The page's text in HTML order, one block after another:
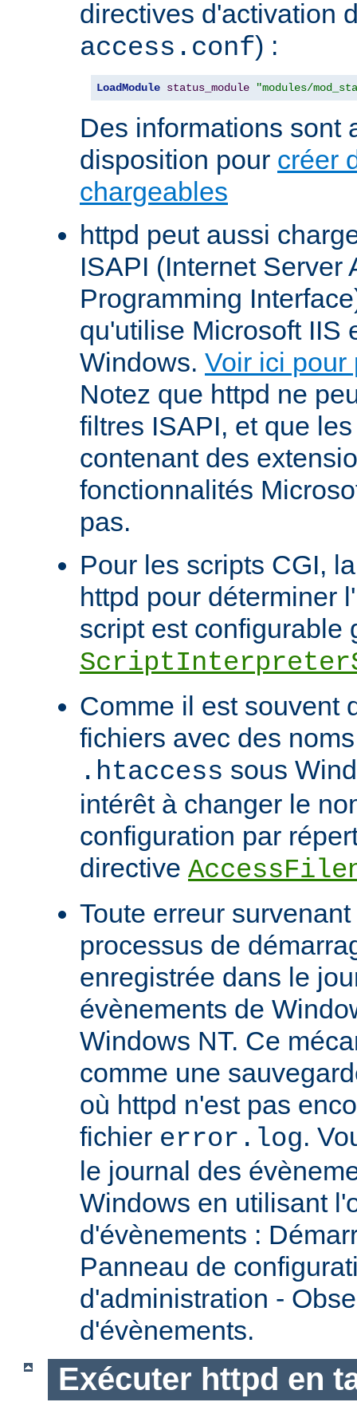
directives d'activation
access.conf) :
LoadModule status_module "modules/
Des informations sont
disposition pour créer
chargeables
httpd peut aussi
ISAPI (Internet Server
Programming
qu'utilise Microsoft IIS
Windows. Voir ici pour
Notez que httpd ne
filtres ISAPI, et que
contenant des
fonctionnalités
pas.
Pour les scripts CGI,
httpd pour déterminer
script est configurable
Comme il est souvent
fichiers avec des
.htaccess sous
intérêt à changer le
configuration par
directive
Toute erreur
processus de
enregistrée dans le
évènements de
Windows NT. Ce
comme une
où httpd n'est pas
fichier error.log.
le journal des
Windows en utilisant
d'évènements :
Panneau de
d'administration -
d'évènements.
Exécuter httpd en